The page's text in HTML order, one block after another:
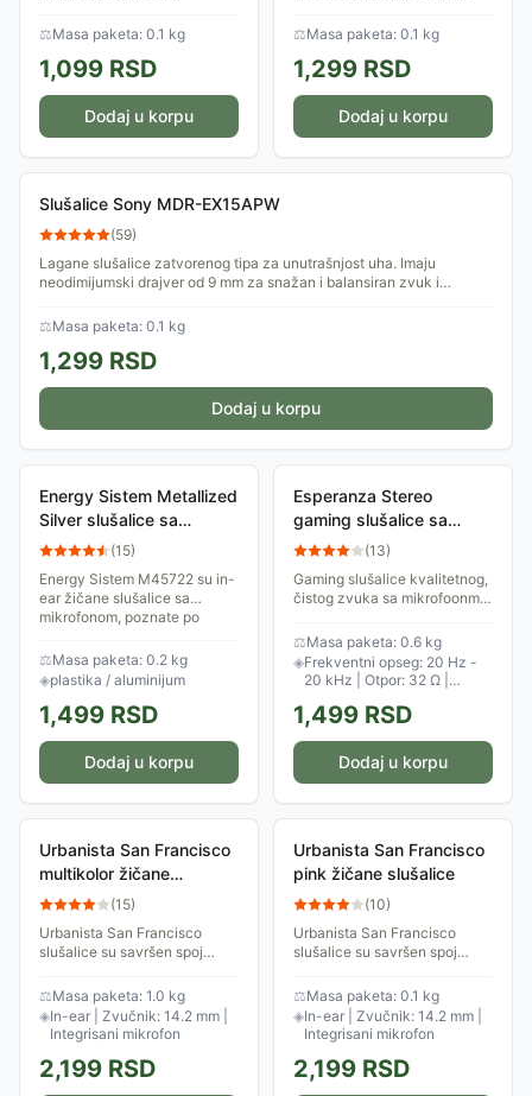
9 mm za snažan i balansiran
zvuk i silikonskim umecima.
⚖Masa paketa: 0.1 kg
1,099 RSD
Dodaj u korpu
od 9 mm za snažan i
balansiran zvuk i silikonske
umetke.
⚖Masa paketa: 0.1 kg
1,299 RSD
Dodaj u korpu
Slušalice Sony MDR-EX15APW
(59)
Lagane slušalice zatvorenog tipa za unutrašnjost uha. Imaju
neodimijumski drajver od 9 mm za snažan i balansiran zvuk i
⚖Masa paketa: 0.1 kg
1,299 RSD
Dodaj u korpu
Energy Sistem Metallized
Silver slušalice sa
mikrofonom srebrne
(15)
Energy Sistem M45722 su in-
ear žičane slušalice sa
mikrofonom, poznate po
kvalitetnom zvuku. Slušalice
su izrađene od metala i...
⚖Masa paketa: 0.2 kg
◈plastika / aluminijum
1,499 RSD
Dodaj u korpu
Esperanza Stereo
gaming slušalice sa
mikrofonom Crow Plava
(13)
Gaming slušalice kvalitetnog,
čistog zvuka sa mikrofoonm i
obe strane podesiva po
dužini, lepo se prilagođava
obliku...
⚖Masa paketa: 0.6 kg
◈Frekventni opseg: 20 Hz -
20 kHz | Otpor: 32 Ω |
kabla: 2 m
1,499 RSD
Dodaj u korpu
Urbanista San Francisco
multikolor žičane
slušalice (15)
Urbanista San Francisco
slušalice su savršen spoj
zvuka. Ergonomski
oblikovane, pružaju
maksimalnu udobnost
tokom...
⚖Masa paketa: 1.0 kg
◈In-ear | Zvučnik: 14.2 mm |
Integrisani mikrofon
2,199 RSD
Urbanista San Francisco
pink žičane slušalice
(10)
Urbanista San Francisco
slušalice su savršen spoj
zvuka. Ergonomski
oblikovane, pružaju
maksimalnu udobnost
tokom...
⚖Masa paketa: 0.1 kg
◈In-ear | Zvučnik: 14.2 mm |
Integrisani mikrofon
2,199 RSD